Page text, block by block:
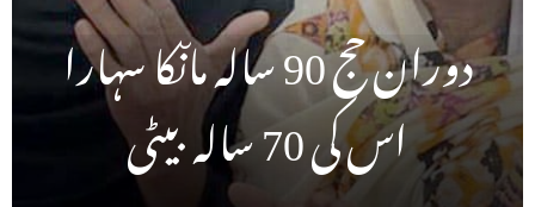
دوران حج 90 سالہ ماںکا سہارا
اس کی 70 سالہ بیٹی